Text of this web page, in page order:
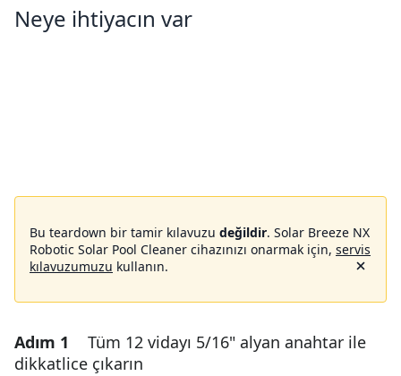
Neye ihtiyacın var
Bu teardown bir tamir kılavuzu değildir. Solar Breeze NX
Robotic Solar Pool Cleaner cihazınızı onarmak için, servis
kılavuzumuzu kullanın.
Adım 1
Tüm 12 vidayı 5/16" alyan anahtar ile
dikkatlice çıkarın